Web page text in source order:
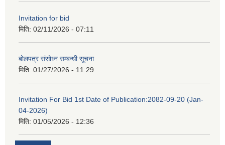
Invitation for bid
मिति: 02/11/2026 - 07:11
बोलपत्र संसोध्न सम्बन्धी सूचना
मिति: 01/27/2026 - 11:29
Invitation For Bid 1st Date of Publication:2082-09-20 (Jan-
04-2026)
मिति: 01/05/2026 - 12:36